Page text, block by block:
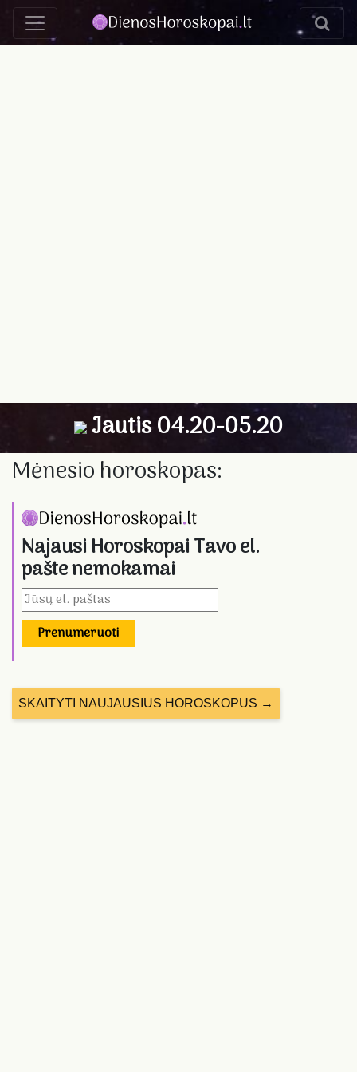
Jautis 04.20-05.20
Mėnesio horoskopas:
Najausi Horoskopai Tavo el.
pašte nemokamai
Prenumeruoti
SKAITYTI NAUJAUSIUS HOROSKOPUS →